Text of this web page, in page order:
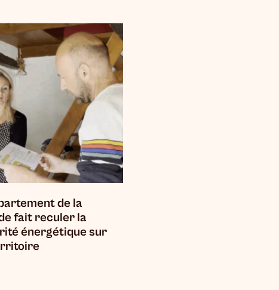
de la
fait reculer la
énergétique sur